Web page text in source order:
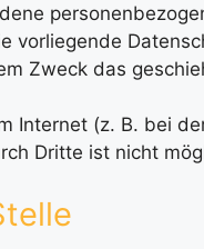
vorliegende
Zweck das
(z. B. bei
Dritte ist nicht